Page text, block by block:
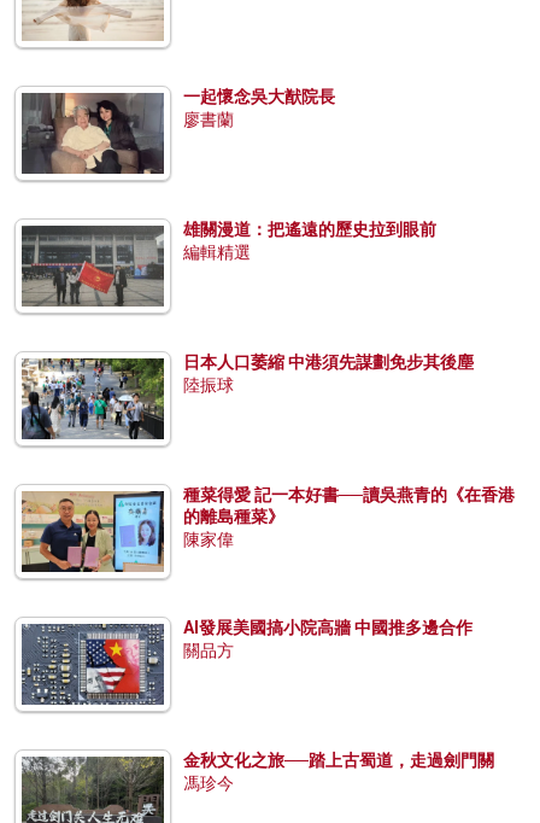
一起懷念吳大猷院長
廖書蘭
雄關漫道：把遙遠的歷史拉到眼前
編輯精選
日本人口萎縮 中港須先謀劃免步其後塵
陸振球
種菜得愛 記一本好書──讀吳燕青的《在香港
的離島種菜》
陳家偉
AI發展美國搞小院高牆 中國推多邊合作
關品方
金秋文化之旅──踏上古蜀道，走過劍門關
馮珍今